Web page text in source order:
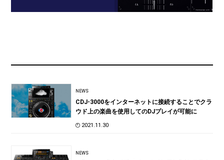
NEWS
CDJ-3000をインターネットに接続することでクラ
ウド上の楽曲を使用してのDJプレイが可能に
2021.11.30
NEWS